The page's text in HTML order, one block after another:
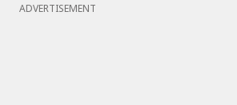
ADVERTISEMENT